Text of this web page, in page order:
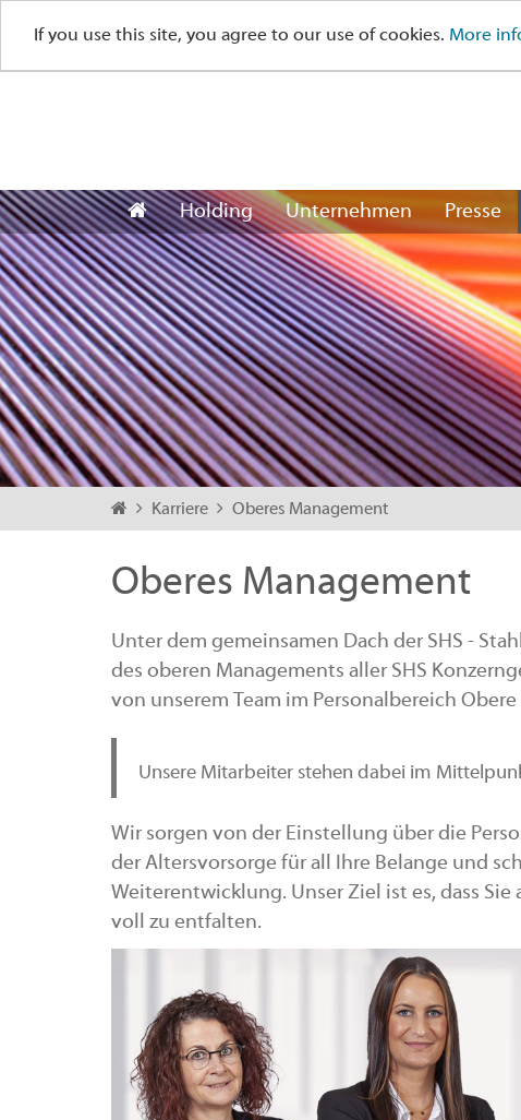
If you use this site, you agree to our use of cookies. More
Holding Unternehmen Presse
Karriere Oberes Management
Oberes Management
Unter dem gemeinsamen Dach der SHS -
des oberen Managements aller SHS
von unserem Team im Personalbereich
Unsere Mitarbeiter stehen dabei im
Wir sorgen von der Einstellung über die
der Altersvorsorge für all Ihre Belange und
Weiterentwicklung. Unser Ziel ist es, dass
voll zu entfalten.